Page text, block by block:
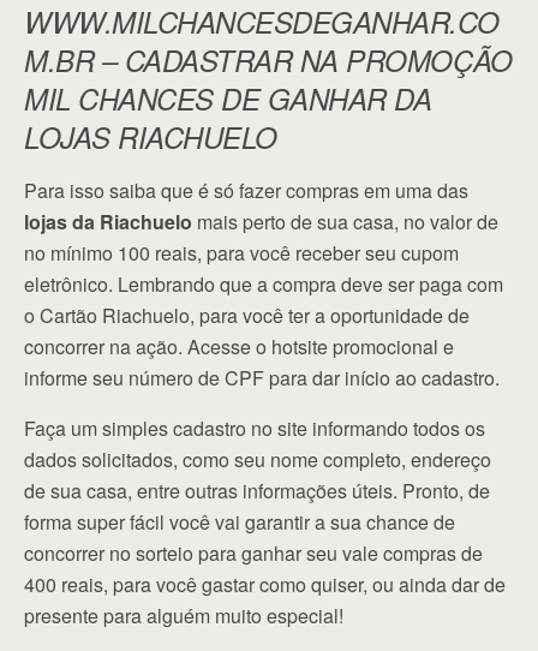
WWW.MILCHANCESDEGANHAR.CO
M.BR – CADASTRAR NA PROMOÇÃO
MIL CHANCES DE GANHAR DA
LOJAS RIACHUELO
Para isso saiba que é só fazer compras em uma das
lojas da Riachuelo mais perto de sua casa, no valor de
no mínimo 100 reais, para você receber seu cupom
eletrônico. Lembrando que a compra deve ser paga com
o Cartão Riachuelo, para você ter a oportunidade de
concorrer na ação. Acesse o hotsite promocional e
informe seu número de CPF para dar início ao cadastro.
Faça um simples cadastro no site informando todos os
dados solicitados, como seu nome completo, endereço
de sua casa, entre outras informações úteis. Pronto, de
forma super fácil você vai garantir a sua chance de
concorrer no sorteio para ganhar seu vale compras de
400 reais, para você gastar como quiser, ou ainda dar de
presente para alguém muito especial!